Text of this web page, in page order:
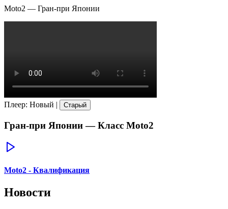
Moto2 — Гран-при Японии
Плеер: Новый | Старый
Гран-при Японии— Класс Moto2
Moto2 - Квалификация
Новости